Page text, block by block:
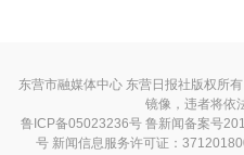
东营市融媒体中心 东营日报社版权所
镜像，违者将依
鲁ICP备05023236号鲁新闻备案号
号 新闻信息服务许可证：